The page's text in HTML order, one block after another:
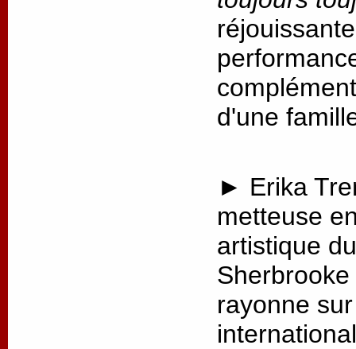
d'une
► Erika
metteuse
artistique
rayonne